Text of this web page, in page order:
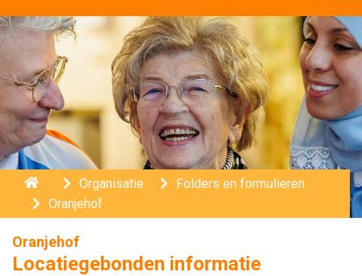
Home Organisatie
Folders en formulieren
Oranjehof
Oranjehof
Locatiegebonden informatie